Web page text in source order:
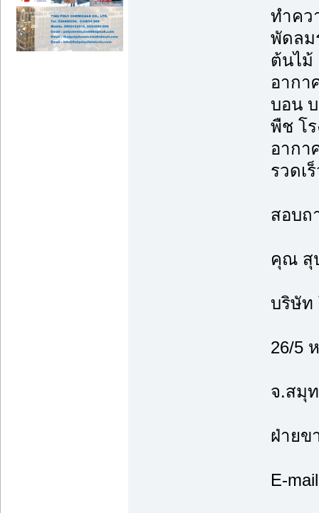
ทำคว
พัดลม
ต้นไม้
อากา
บอน
พืช โ
อากา
รวดเ
สอบถ
คุณ สุ
บริษัท
26/5
จ.สมุ
ฝ่ายข
E-